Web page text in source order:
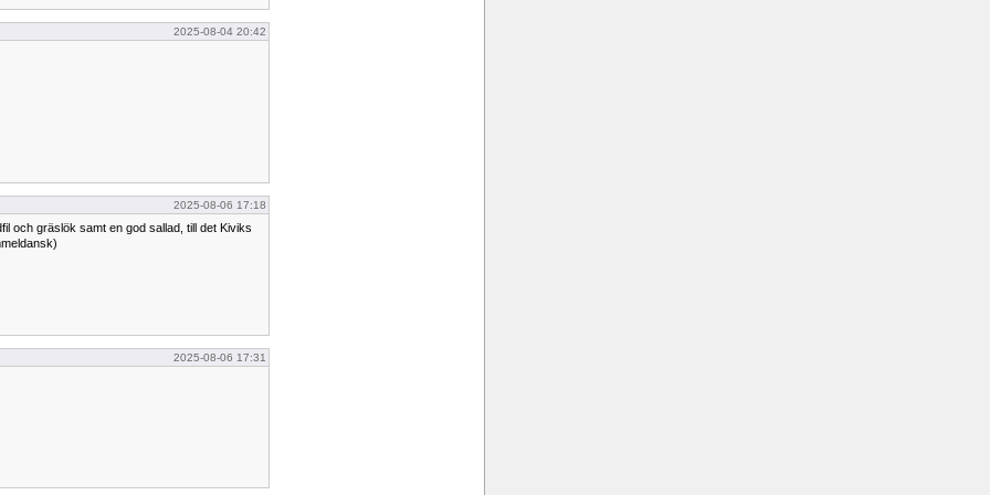
2025-08-04 20:42
2025-08-06 17:18
och gräslök samt en god sallad, till det Kiviks
2025-08-06 17:31